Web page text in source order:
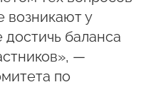
возникают у
достичь баланса
—
по